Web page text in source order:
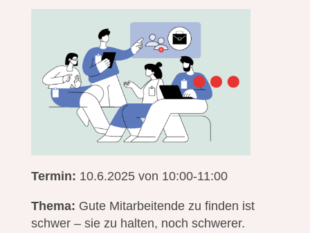
Termin: 10.6.2025 von 10:00-11:00
Thema: Gute Mitarbeitende zu finden ist
schwer – sie zu halten, noch schwerer.